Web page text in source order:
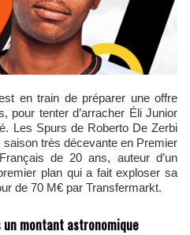
pour tenter d’arracher Éli Junior
Les Spurs de Roberto De Zerbi
très décevante en Premier
de 20 ans, auteur d’un
plan qui a fait exploser sa
de 70 M€ par Transfermarkt.
montant astronomique